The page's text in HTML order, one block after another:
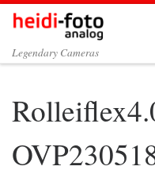
Zum Inhalt springen
Legendary Cameras